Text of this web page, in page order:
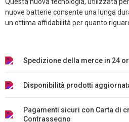
nuove batterie consente una lunga
un ottima affidabilità per quanto
Spedizione della merce in 24
Disponibilità prodotti
Pagamenti sicuri con Carta di
Contrassegno